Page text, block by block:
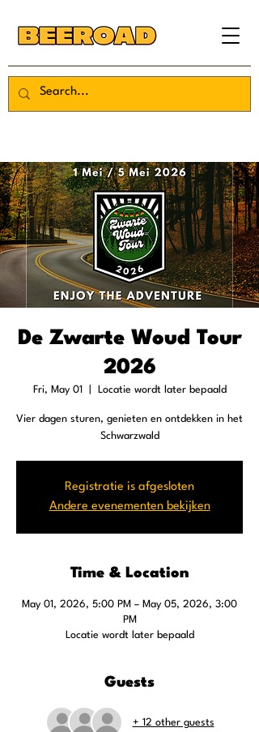
De Zwarte Woud Tour
2026
Fri, May 01 Locatie wordt later bepaald
Vier dagen sturen, genieten en ontdekken in het
Schwarzwald
Registratie is afgesloten
Andere evenementen bekijken
Time & Location
May 01, 2026, 5:00 PM – May 05, 2026, 3:00
PM
Locatie wordt later bepaald
Guests
+ 12 other guests